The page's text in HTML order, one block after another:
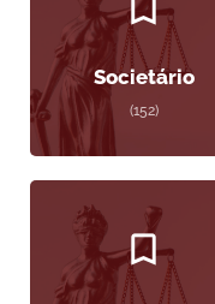
Societário
(152)